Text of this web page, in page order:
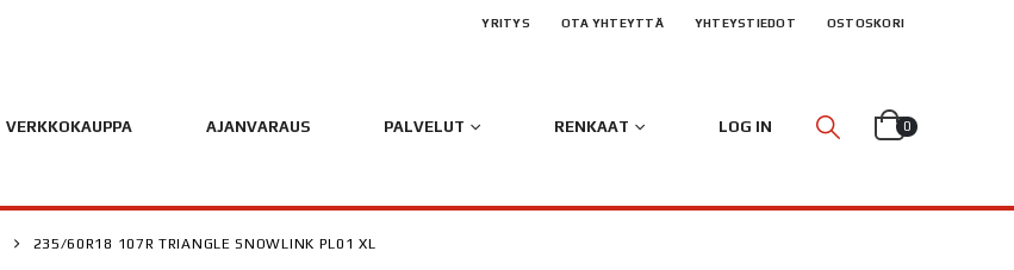
YRITYS OTA YHTEYTTÄ YHTEYSTIEDOT OSTOSKORI
VERKKOKAUPPA AJANVARAUS PALVELUT RENKAAT LOG IN 0
235/60R18 107R TRIANGLE SNOWLINK PL01 XL